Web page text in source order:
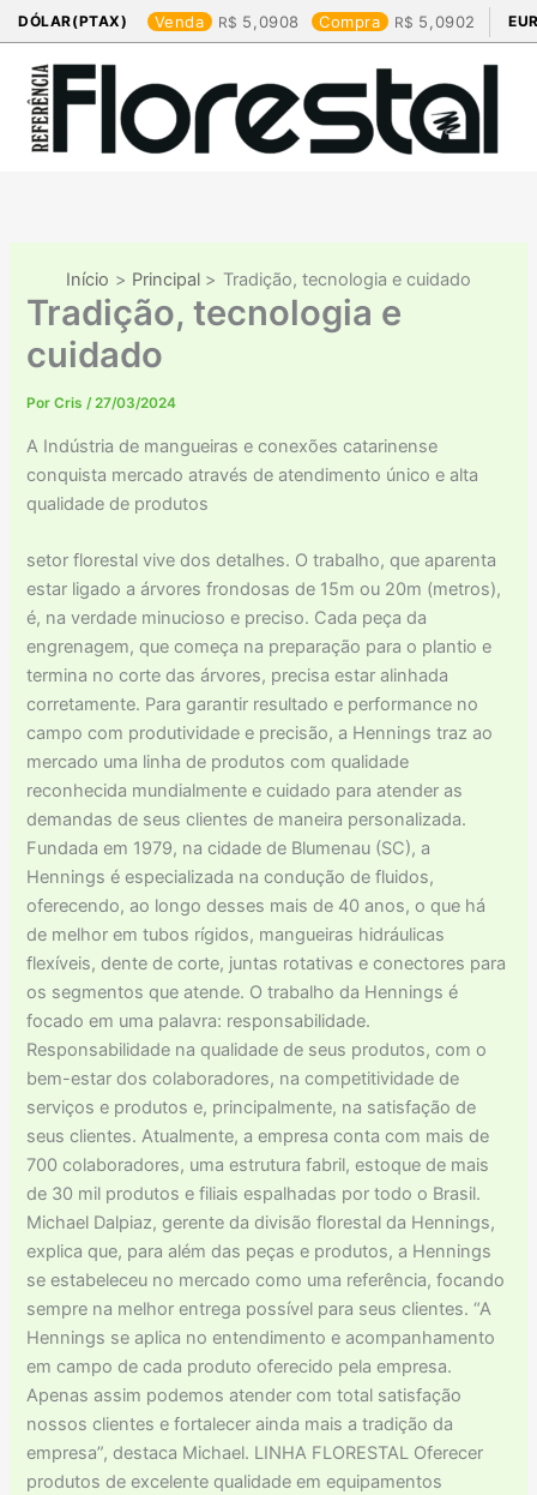
DÓLAR(PTAX) Venda 5,0908 Compra 5,0902
para
conteúdo
Início Principal Tradição, tecnologia e cuidado
Tradição, tecnologia e
cuidado
PorCris/27/03/2024
A Indústria de mangueiras e conexões catarinense
conquista mercado através de atendimento único e alta
qualidade de produtos
setor florestal vive dos detalhes. O trabalho, que aparenta
estar ligado a árvores frondosas de 15m ou 20m (metros),
é, na verdade minucioso e preciso. Cada peça da
engrenagem, que começa na preparação para o plantio e
termina no corte das árvores, precisa estar alinhada
corretamente. Para garantir resultado e performance no
campo com produtividade e precisão, a Hennings traz ao
mercado uma linha de produtos com qualidade
reconhecida mundialmente e cuidado para atender as
demandas de seus clientes de maneira personalizada.
Fundada em 1979, na cidade de Blumenau (SC), a
Hennings é especializada na condução de fluidos,
oferecendo, ao longo desses mais de 40 anos, o que há
de melhor em tubos rígidos, mangueiras hidráulicas
flexíveis, dente de corte, juntas rotativas e conectores para
os segmentos que atende. O trabalho da Hennings é
focado em uma palavra: responsabilidade.
Responsabilidade na qualidade de seus produtos, com o
bem-estar dos colaboradores, na competitividade de
serviços e produtos e, principalmente, na satisfação de
seus clientes. Atualmente, a empresa conta com mais de
700 colaboradores, uma estrutura fabril, estoque de mais
de 30 mil produtos e filiais espalhadas por todo o Brasil.
Michael Dalpiaz, gerente da divisão florestal da Hennings,
explica que, para além das peças e produtos, a Hennings
se estabeleceu no mercado como uma referência, focando
sempre na melhor entrega possível para seus clientes. “A
Hennings se aplica no entendimento e acompanhamento
em campo de cada produto oferecido pela empresa.
Apenas assim podemos atender com total satisfação
nossos clientes e fortalecer ainda mais a tradição da
empresa”, destaca Michael. LINHA FLORESTAL Oferecer
produtos de excelente qualidade em equipamentos